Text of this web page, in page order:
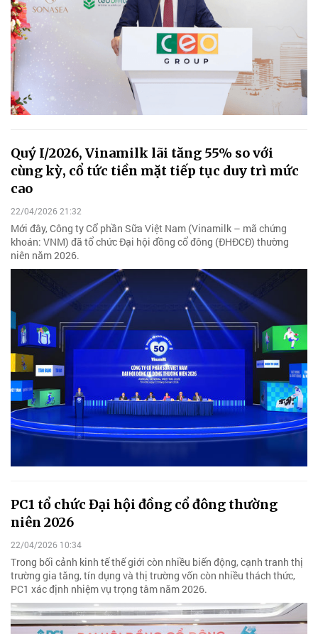
Quý I/2026, Vinamilk lãi tăng 55% so với
cùng kỳ, cổ tức tiền mặt tiếp tục duy trì mức
cao
22/04/2026 21:32
Mới đây, Công ty Cổ phần Sữa Việt Nam (Vinamilk – mã chứng
khoán: VNM) đã tổ chức Đại hội đồng cổ đông (ĐHĐCĐ) thường
niên năm 2026.
PC1 tổ chức Đại hội đồng cổ đông thường
niên 2026
22/04/2026 10:34
Trong bối cảnh kinh tế thế giới còn nhiều biến động, cạnh tranh thị
trường gia tăng, tín dụng và thị trường vốn còn nhiều thách thức,
PC1 xác định nhiệm vụ trọng tâm năm 2026.